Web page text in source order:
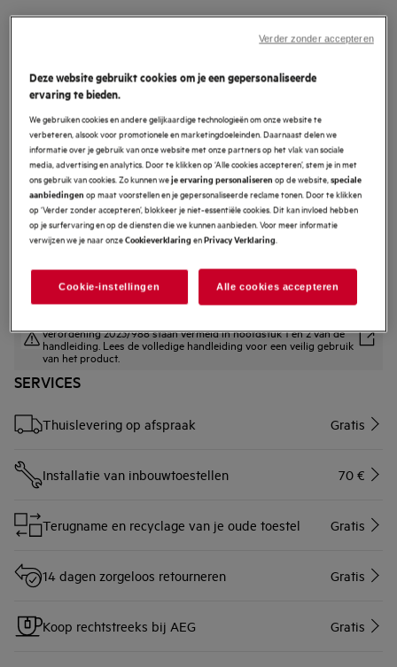
met microgolfovenfunctie Zwart
4.7 (183)
Productvoordelen
8000 MealAssist CombiQuick® oven: gecombineerd koken op zijn best.
Combinatie van ovenfuncties en microgolven vermindert de bereidingstijd.
CookSmart Touch – bedien de ovenfuncties met een simpele swipe.
verordening 2023/988 staan vermeld in hoofdstuk 1 en 2 van de
handleiding. Lees de volledige handleiding voor een veilig gebruik
van het product.
SERVICES
Thuislevering op afspraak Gratis
Installatie van inbouwtoestellen 70 €
Terugname en recyclage van je oude toestel Gratis
14 dagen zorgeloos retourneren Gratis
Koop rechtstreeks bij AEG Gratis
Deze website gebruikt cookies om je een gepersonaliseerde
ervaring te bieden.
We gebruiken cookies en andere gelijkaardige technologieën om onze website te
verbeteren, alsook voor promotionele en marketingdoeleinden. Daarnaast delen we
informatie over je gebruik van onze website met onze partners op het vlak van sociale
media, advertising en analytics. Door te klikken op ‘Alle cookies accepteren’, stem je in met
ons gebruik van cookies. Zo kunnen weje ervaring personaliseren op de website,speciale
aanbiedingen op maat voorstellen en je gepersonaliseerde reclame tonen. Door te klikken
op ‘Verder zonder accepteren’, blokkeer je niet-essentiële cookies. Dit kan invloed hebben
op je surfervaring en op de diensten die we kunnen aanbieden. Voor meer informatie
verwijzen we je naar onzeCookieverklaringenPrivacy Verklaring.
Cookie-instellingen Alle cookies accepteren
Verder zonder accepteren